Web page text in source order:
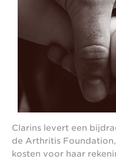
Clarins levert een
de Arthritis
kosten voor haar